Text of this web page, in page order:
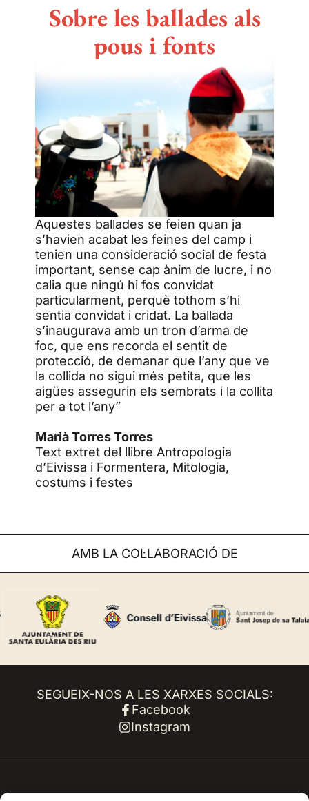
Sobre les ballades als
pous i fonts
Aquestes ballades se feien quan ja
s’havien acabat les feines del camp i
tenien una consideració social de festa
important, sense cap ànim de lucre, i no
calia que ningú hi fos convidat
particularment, perquè tothom s’hi
sentia convidat i cridat. La ballada
s’inaugurava amb un tron d’arma de
foc, que ens recorda el sentit de
protecció, de demanar que l’any que ve
la collida no sigui més petita, que les
aigües assegurin els sembrats i la collita
per a tot l’any”
Marià Torres Torres
Text extret del llibre Antropologia
d’Eivissa i Formentera, Mitologia,
costums i festes
AMB LA COL·LABORACIÓ DE
SEGUEIX-NOS A LES XARXES SOCIALS:
Facebook
Instagram